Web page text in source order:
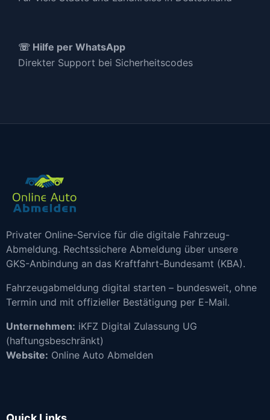
☏ Hilfe per WhatsApp
Direkter Support bei Sicherheitscodes
Privater Online-Service für die digitale Fahrzeug-
Abmeldung. Rechtssichere Abmeldung über unsere
GKS-Anbindung an das Kraftfahrt-Bundesamt (KBA).
Fahrzeugabmeldung digital starten – bundesweit, ohne
Termin und mit offizieller Bestätigung per E-Mail.
Unternehmen: iKFZ Digital Zulassung UG
(haftungsbeschränkt)
Website: Online Auto Abmelden